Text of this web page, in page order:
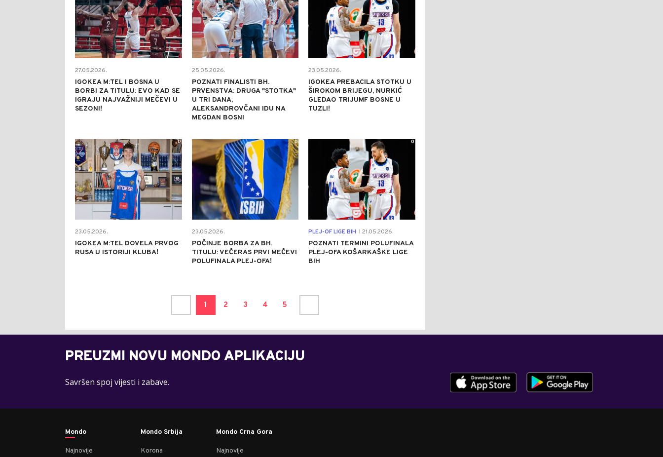
27.05.2026.
IGOKEA M:TEL I BOSNA U
BORBI ZA TITULU: EVO KAD SE
IGRAJU NAJVAŽNIJI MEČEVI U
SEZONI!
25.05.2026.
POZNATI FINALISTI BH.
PRVENSTVA: DRUGA "STOTKA"
U TRI DANA,
ALEKSANDROVČANI IDU NA
MEGDAN BOSNI
23.05.2026.
IGOKEA PREBACILA STOTKU U
ŠIROKOM BRIJEGU, NURKIĆ
GLEDAO TRIJUMF BOSNE U
TUZLI!
23.05.2026.
IGOKEA M:TEL DOVELA PRVOG
RUSA U ISTORIJI KLUBA!
0
23.05.2026.
POČINJE BORBA ZA BH.
TITULU: VEČERAS PRVI MEČEVI
POLUFINALA PLEJ-OFA!
0
PLEJ-OF LIGE BIH 21.05.2026.
POZNATI TERMINI POLUFINALA
PLEJ-OFA KOŠARKAŠKE LIGE
BIH
0
1 2 3 4 5
PREUZMI NOVU MONDO APLIKACIJU
Savršen spoj vijesti i zabave.
Mondo
Najnovije
Mondo Srbija
Korona
Mondo Crna Gora
Najnovije